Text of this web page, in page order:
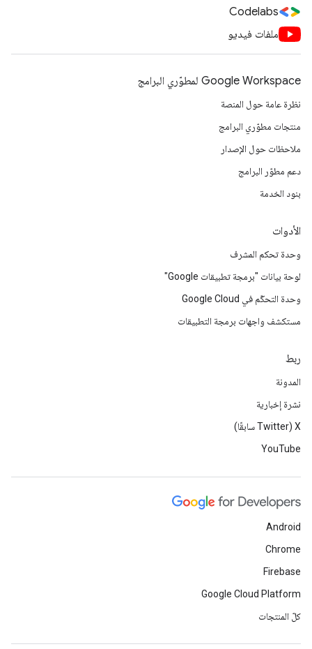
Codelabs
ملفات فيديو
Google Workspace لمطوّري البرامج
نظرة عامة حول المنصة
منتجات مطوّري البرامج
ملاحظات حول الإصدار
دعم مطوّر البرامج
بنود الخدمة
الأدوات
وحدة تحكم المشرف
لوحة بيانات "برمجة تطبيقات Google"
وحدة التحكّم في Google Cloud
مستكشف واجهات برمجة التطبيقات
ربط
المدونة
نشرة إخبارية
‫X ‏(Twitter سابقًا)
YouTube
Android
Chrome
Firebase
Google Cloud Platform
كلّ المنتجات